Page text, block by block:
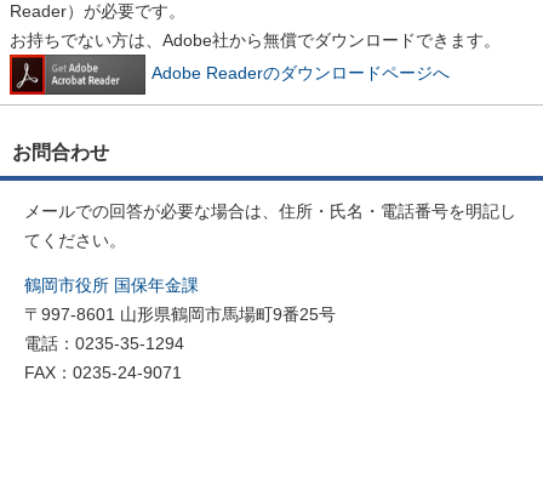
Reader）が必要です。
お持ちでない方は、Adobe社から無償でダウンロードできます。
Adobe Readerのダウンロードページへ
お問合わせ
メールでの回答が必要な場合は、住所・氏名・電話番号を明記し
てください。
鶴岡市役所 国保年金課
〒997-8601 山形県鶴岡市馬場町9番25号
電話：0235-35-1294
FAX：0235-24-9071